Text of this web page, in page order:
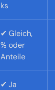
ks
✔ Gleich,
% oder
Anteile
✔ Ja